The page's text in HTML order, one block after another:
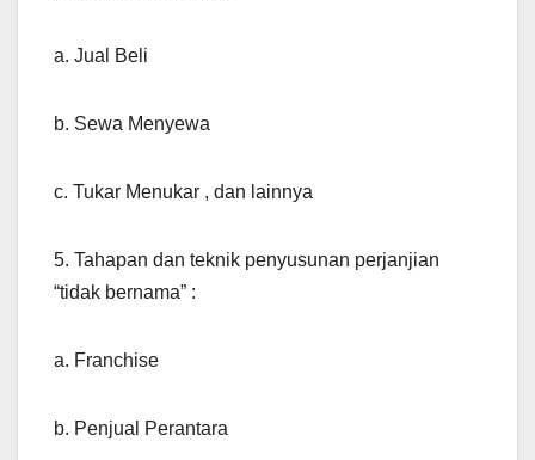
a. Jual Beli
b. Sewa Menyewa
c. Tukar Menukar , dan lainnya
5. Tahapan dan teknik penyusunan perjanjian
“tidak bernama” :
a. Franchise
b. Penjual Perantara